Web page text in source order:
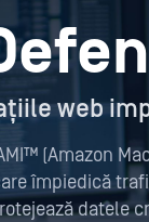
web
(Amazon
împiedică